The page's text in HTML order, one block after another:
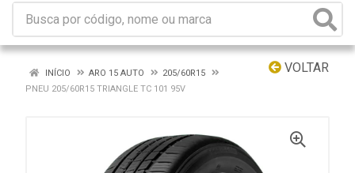
VOLTAR
INÍCIO ARO 15 AUTO
205/60R15
PNEU 205/60R15 TRIANGLE TC 101 95V